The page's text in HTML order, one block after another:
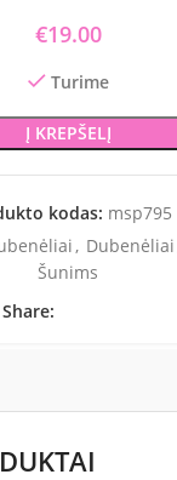
€19.00
Turime
Į KREPŠELĮ
kodas: msp795
, Dubenėliai
Šunims
Share: